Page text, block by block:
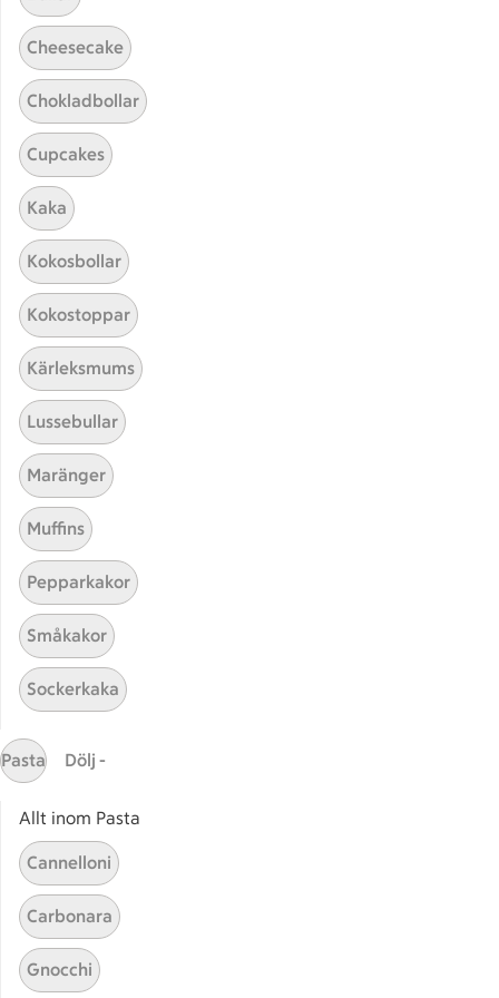
Hittade inget recept
Testa att söka på något nytt, eller ta bort något av
Dryck
Här hittar du alla goda recept du har sparat och
Start
Cheesecake
Chokladbollar
Cupcakes
Kaka
Kokosbollar
Kokostoppar
Kärleksmums
Lussebullar
Maränger
Muffins
Pepparkakor
Småkakor
Sockerkaka
Pasta Dölj -
Allt inom Pasta
Cannelloni
Carbonara
Gnocchi